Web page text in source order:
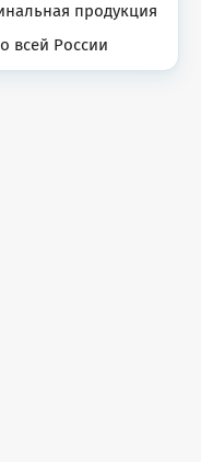
продукция
всей России